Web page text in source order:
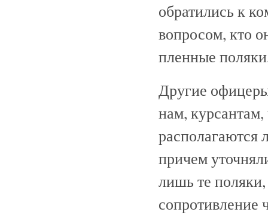
обратились к
вопросом, кто
пленные
Другие
нам,
располагаются
причем
лишь те
сопротивление